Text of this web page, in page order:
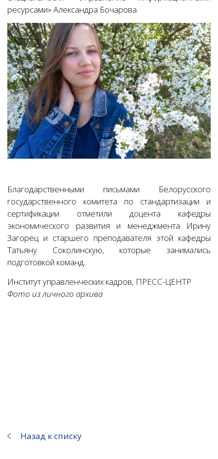
ресурсами» Александра Бочарова.
Благодарственными письмами Белорусского
государственного комитета по стандартизации и
сертификации отметили доцента кафедры
экономического развития и менеджмента Ирину
Загорец и старшего преподавателя этой кафедры
Татьяну Соколинскую, которые занимались
подготовкой команд.
Институт управленческих кадров, ПРЕСС-ЦЕНТР
Фото из личного архива
Назад к списку